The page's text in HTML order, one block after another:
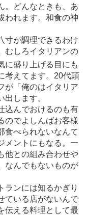
。どんなときも、あ
われます。和食の神
寸が調理できるわけ
むしろイタリアンの
に盛り上げる目にも
考えてます。20代頭
が「俺のはイタリア
します。
込んでおけるのも有
のでよしんばお客様
食べられないなんて
メントにもなる。一
他との組み合わせや
なんでもないものが
ンには知るかぎり
ている店がないんで
伝える料理として最